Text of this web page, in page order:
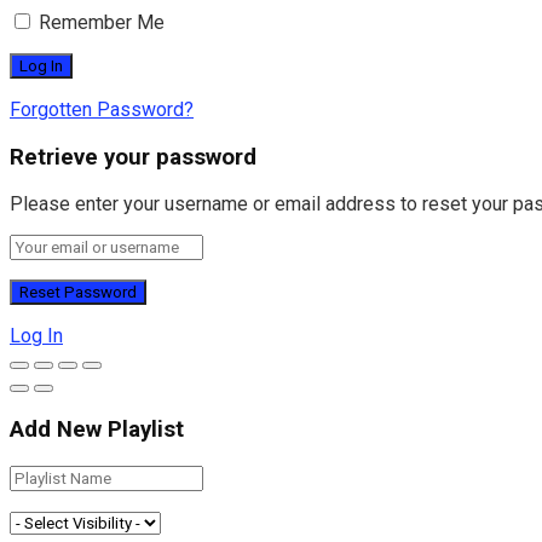
Remember Me
Forgotten Password?
Retrieve your password
Please enter your username or email address to reset your
Log In
Add New Playlist